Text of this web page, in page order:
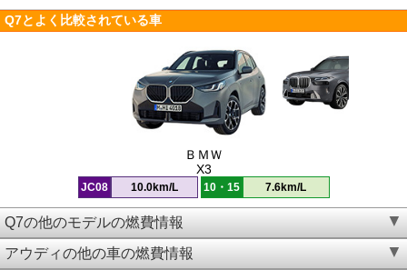
Q7とよく比較されている車
ＢＭＷ
X3
JC08 10.0km/L 10・15 7.6km/L
Q7の他のモデルの燃費情報
アウディの他の車の燃費情報